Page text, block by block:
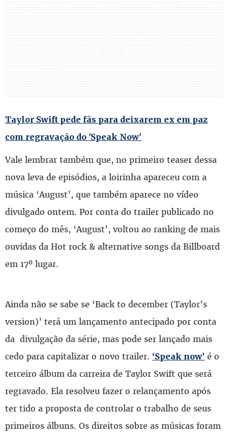
Taylor Swift pede fãs para deixarem ex em paz
com regravação do 'Speak Now'
Vale lembrar também que, no primeiro teaser dessa
nova leva de episódios, a loirinha apareceu com a
música ‘August’, que também aparece no vídeo
divulgado ontem. Por conta do trailer publicado no
começo do mês, ‘August’, voltou ao ranking de mais
ouvidas da Hot rock & alternative songs da Billboard
em 17º lugar.
Ainda não se sabe se ‘Back to december (Taylor's
version)’ terá um lançamento antecipado por conta
da divulgação da série, mas pode ser lançado mais
cedo para capitalizar o novo trailer. ‘Speak now’ é o
terceiro álbum da carreira de Taylor Swift que será
regravado. Ela resolveu fazer o relançamento após
ter tido a proposta de controlar o trabalho de seus
primeiros álbuns. Os direitos sobre as músicas foram